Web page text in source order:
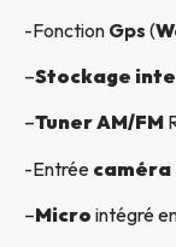
-Fonction Gps (
–Stockage
–Tuner AM/FM
-Entrée caméra
–Micro intégré